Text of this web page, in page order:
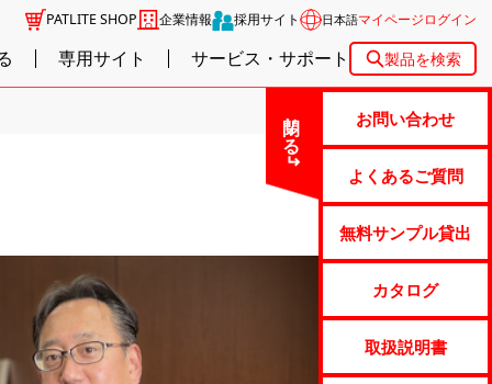
PATLITE SHOP 企業情報 採用サイト 日本語マイページログイン
専用サイト サービス・サポート 製品を検索
閉じる お問い合わせ
よくあるご質問
無料サンプル貸出
カタログ
取扱説明書